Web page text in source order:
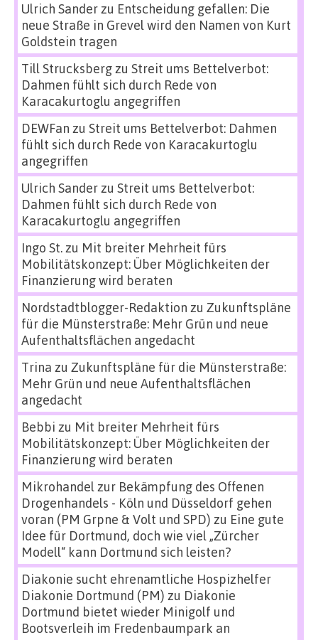
Ulrich Sanderzu Entscheidung gefallen: Die
neue Straße in Grevel wird den Namen von Kurt
Goldstein tragen
Till Strucksbergzu Streit ums Bettelverbot:
Dahmen fühlt sich durch Rede von
Karacakurtoglu angegriffen
DEWFan zu Streit ums Bettelverbot: Dahmen
fühlt sich durch Rede von Karacakurtoglu
angegriffen
Ulrich Sanderzu Streit ums Bettelverbot:
Dahmen fühlt sich durch Rede von
Karacakurtoglu angegriffen
Ingo St.zu Mit breiter Mehrheit fürs
Mobilitätskonzept: Über Möglichkeiten der
Finanzierung wird beraten
Nordstadtblogger-Redaktion zu Zukunftspläne
für die Münsterstraße: Mehr Grün und neue
Aufenthaltsflächen angedacht
Trina zu Zukunftspläne für die Münsterstraße:
Mehr Grün und neue Aufenthaltsflächen
angedacht
Bebbi zu Mit breiter Mehrheit fürs
Mobilitätskonzept: Über Möglichkeiten der
Finanzierung wird beraten
Mikrohandel zur Bekämpfung des Offenen
Drogenhandels - Köln und Düsseldorf gehen
voran (PM Grpne & Volt und SPD) zu Eine gute
Idee für Dortmund, doch wie viel „Zürcher
Modell“ kann Dortmund sich leisten?
Diakonie sucht ehrenamtliche Hospizhelfer
Diakonie Dortmund (PM) zu Diakonie
Dortmund bietet wieder Minigolf und
Bootsverleih im Fredenbaumpark an